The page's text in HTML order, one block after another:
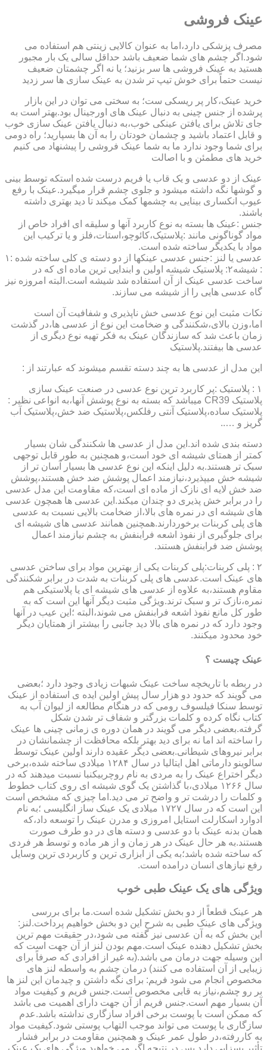
عینک فروشی
مصرف پزشکی دارد،اما به عنوان کالایی زینتی هم استفاده می
شود.اگر چشم های شما ضعیف باشد حداقل سالی یک بار مجبور
هستید به عینک فروشی ها سر بزنید؛ یا نه اگر چشمتان ضعیف
نیست حتماً برای خوش تیپ تر شدن به عینک سازی ها سر زدید
خرید عینک،کار پر ریسکی ست؛ به سختی می توان در این بازار
پرشده از جنس چینی به دنبال عینک های اورجینال بود.بهتر است به
جای تلاش برای یافتن عینکی خوب،به دنبال یافتن عینک سازی خوب
و قابل اعتماد باشید و چشمان خودتان را به آن ها بسپارید؛ راه دومی
برای شما وجود ندارد ما به شما عینک فروشی را پیشنهاد می کنیم
خرید های مطمئن و با اصالت
عینک از دو عدسی و یک قاب یا فریم درست شده استکه توسط بینی
و گوشها نگه داشته میشود و جلوی چشم قرار میگیرد.عینک با رفع
عیوب انکساری بینایی به چشمها کمک میکند تا دید بهتری داشته
باشند.
جنس :عینک ها بسته به نوع کاربرد آنها و سلیقه ای افراد خاص از
مواد گوناگونی مانند :پلاستیک،کائوچو،استات،فلز و یا ترکیب این
مواد با یکدیگر ساخته شده است.
عدسی یا لنز :جنس عدسی عینکها از دو دسته ی کلی ساخته شده :۱
: شیشه۲: پلاستیک شیشه اولین و ابندایی ترین ماده ای که در
ساخت عدسی عینک از آن استفاده شد شیشه است.البته امروزه نیز
گاه عدسی هایی را از شیشه می سازند.
نکات مثبت این نوع عدسی خش ناپذیری و شفافیت آن است
اما،وزن بالای،شکنندگی و ضخامت این نوع از عدسی ها،در گذشت
زمان باعث شد که سازندگان عینک به فکر تهیه نوع دیگری از
عدسی ها بیفتند.پلاستیک
این مدل از عدسی ها به چند دسته تقسم میشوند که عبارتند از :
۱ : پلاستیک :پر کاربرد ترین نوع عدسی در صنعت عینک سازی
پلاستیک CR39 میباشد که بسته به نوع پوشش آنها،به انواعی نظیر :
پلاستیک ساده،پلاستیک آنتی رفلکس،پلاستیک ضد خش،پلاستیک آب
گریز و …..
دسته بندی شده اند.این مدل از عدسی ها شکنندگی شان بسیار
کمتر از همتای شیشه ای خود است،و همچنین به طور قابل توجهی
سبک تر هستند.به دلیل اینکه این نوع عدسی ها بسیار آسان تر از
شیشه خش میپذیرد،نیازمند اعمال پوشش ضد خش هستند،پوشش
ضد خش لایه ای نازک از ماده ای است،که مقاومت این مدل عدسی
را در برابر خش پذیری دو چندان میکند.این عدسی ها همچون عدسی
های شیشه ای در نمره های بالا،از ضخامت بالایی نسبت به عدسی
های پلی کربنات برخوردارند.همچنین همانند عدسی های شیشه ای
برای جلوگیری از نفوذ اشعه فرابنفش به چشم نیازمند اعمال
پوشش ضد فرابنفش هستند.
۲ : پلی کربنات:پلی کربنات یکی از بهترین مواد برای ساختن عدسی
های عینک است.عدسی های پلی کربنات به شدت در برابر شکنندگی
مقاوم هستند،به علاوه از عدسی های شیشه ای یا پلاستیکی هم
نمره،نازک تر و سبک ترند.ویژگی مثبت دیگر آنها این است که به
طور کل مانع نفوذ اشعه فرابنفش می شوند،البته ؛این عیب در آنها
وجود دارد که در نمره های بالا دید جانبی را بیشتر از همتایان دیگر
خود محدود میکنند.
عینک چیست ؟
در ربطه با تاریخچه ساخت عینک شبهات زیادی وجود دارد ؛بعضی
می گویند که حدود دو هزار سال پیش اولین ایده ی استفاده از عینک
توسط سنکا فیلسوف رومی که در هنگام مطالعه از لیوان آب به
کتاب نگاه کرده و کلمات بزرگتر و شفاف تر شدن شکل
گرفته.بعضی دیگر می گویند در همان دوره ی زمانی چینی ها عینک
را ساخته اند اما نه برای دید بهتر بلکه محافظت از چشمانشان در
برابر نیروهای شیطانی.بعضی دیگر عقیده دارند اولین عینک توسط
سالوینو دارماتی اهل ایتالیا در سال ۱۲۸۴ میلادی ساخته شده،برخی
دیگر اختراع عینک را به مردی به نام روچربیکنبا نسبت میدهند که در
سال ۱۲۶۶ میلادی،با گذاشتن یک گوی شیشه ای روی کتاب خطوط
و کلمات را درشت تر و واضح تر می دید.اما چیزی که مشخص است
این است که در سال ۱۷۲۷ میلادی یک عینک ساز انگلیسی ؛به نام
ادوارد اسکارلت استایل امروزی و مدرن عینک را توسعه داد،که
همان بدنه عینک با دو عدسی و دسته های در دو طرف صورت
هستند.به هر حال عینک در هر زمان و از هر ماده و توسط هر فردی
که ساخته شده باشد؛به یکی از ابزاری ترین و کاربردی ترین وسایل
رفع نیازهای انسان درامده است.
ویژگی های یک عینک طبی خوب
هر عینک قطعاً از دو بخش تشکیل شده است.ما برای بررسی
ویژگی های عینک طبی به شرح این دو بخش خواهیم پرداخت.لنز:
این بخش که به آن عدسی نیز گفته می شود،در حقیقت مهم ترین
بخش تشکیل دهنده عینک است.مهم بودن لنز از آن جهت است که
این وسیله جهت درمان می باشد.(به غیر از افرادی که صرفاً برای
زیبایی از آن استفاده می کنند) درمان چشم به واسطه لنز های
مخصوص انجام می شود فریم: برای نگه داشتن و چیدمان این لنز ها
بر رو چشم،نیاز به قابی مخصوص است.جنس فریم و کیفیت مواد
آن بسیار مهم است.جنس فریم از آن جهت دارای اهمیت می باشد
که ممکن است با پوست برخی افراد سازگاری نداشته باشد.عدم
سازگاری با پوست می تواند موجب التهاب پوستی شود.کیفیت مواد
به کاررفته،در طول عمر عینک و همچنین مقاومت در برابر فشار